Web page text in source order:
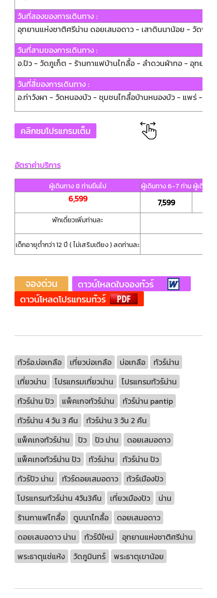
วันที่สองของการเดินทาง :
อุทยานแห่งชาติศรีน่าน ดอยเสมอดาว - เสาดินนาน้อย - วัดพร
วันที่สามของการเดินทาง :
อ.ปัว - วัดภูเก็ต - ร้านกาแฟบ้านไทลื้อ - ลำดวนผ้าทอ - อุทยา
วันที่สี่ของการเดินทาง :
อ.ท่าวังผา - วัดหนองบัว - ชุมชนไทลื้อบ้านหนองบัว - แพร่ - วัด
อัตราค่าบริการ
ผู้เดินทาง 8 ท่านขึนไป ผู้เดินทาง 6-7 ท่านผู้เดินท
6,599 7,599
พักเดี่ยวเพิ่มท่านละ
เด็กอายุต่ำกว่า 12 ปี ( ไม่เสริมเตียง ) ลดท่านละ
ทัวร์อ.บ่อเกลือ เที่ยวบ่อเกลือ บ่อเกลือ
ทัวร์น่าน
เที่ยวน่าน
โปรแกรมเที่ยวน่าน
โปรแกรมทัวร์น่าน
ทัวร์น่าน ปัว
แพ็คเกจทัวร์น่าน
ทัวร์น่าน pantip
ทัวร์น่าน 4 วัน 3 คืน
ทัวร์น่าน 3 วัน 2 คืน
แพ็คเกจทัวร์น่าน
ปัว ปัว น่าน
ดอยเสมอดาว
แพ็คเกจทัวร์น่าน ปัว
ทัวร์น่าน
ทัวร์น่าน ปัว
ทัวร์ปัว น่าน
ทัวร์ดอยเสมอดาว
ทัวร์เมืองปัว
โปรแกรมทัวร์น่าน 4วัน3คืน
เที่ยวเมืองปัว
น่าน
ร้านกาแฟไทลื้อ
ตูบนาไทลื้อ
ดอยเสมอดาว
ดอยเสมอดาว น่าน
ทัวร์ปีใหม่
อุทยานแห่งชาติศรีน่าน
พระธาตุแช่แห้ง
วัดภูมินทร์ พระธาตุเขาน้อย